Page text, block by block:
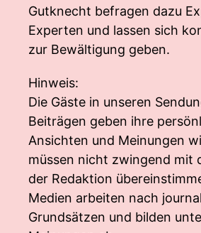
Gutknecht befragen dazu
Experten und lassen sich
zur Bewältigung geben.
Hinweis:
Die Gäste in unseren
Beiträgen geben ihre
Ansichten und Meinungen
müssen nicht zwingend mit
der Redaktion
Medien arbeiten nach
Grundsätzen und bilden